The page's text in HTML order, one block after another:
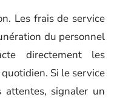
Les frais de service
du personnel
directement les
Si le service
attentes, signaler un